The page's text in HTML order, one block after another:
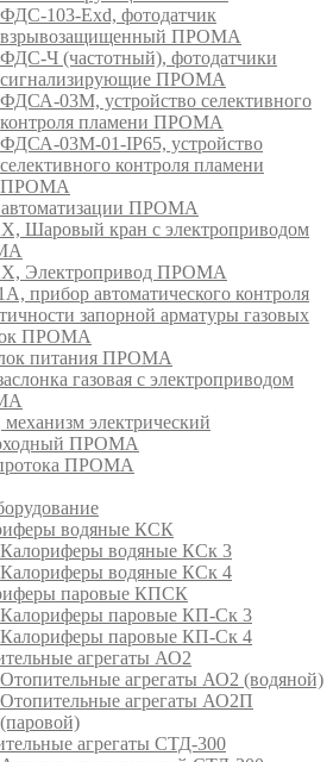
ФДС-103-Ехd, фотодатчик
взрывозащищенный ПРОМА
ФДС-Ч (частотный), фотодатчики
сигнализирующие ПРОМА
ФДСА-03М, устройство селективного
контроля пламени ПРОМА
ФДСА-03М-01-IP65, устройство
селективного контроля пламени
ПРОМА
автоматизации ПРОМА
Шаровый кран c электроприводом
Электропривод ПРОМА
прибор автоматического контроля
запорной арматуры газовых
ПРОМА
питания ПРОМА
газовая с электроприводом
электрический
ПРОМА
ПРОМА
водяные КСК
Калориферы водяные КСк 3
Калориферы водяные КСк 4
паровые КПСК
Калориферы паровые КП-Ск 3
Калориферы паровые КП-Ск 4
агрегаты АО2
Отопительные агрегаты АО2 (водяной)
Отопительные агрегаты АО2П
(паровой)
агрегаты СТД-300